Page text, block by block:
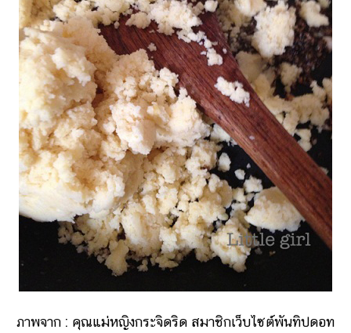
ภาพจาก : คุณแม่หญิงกระจิดริด สมาชิกเว็บไซต์พันทิปดอท